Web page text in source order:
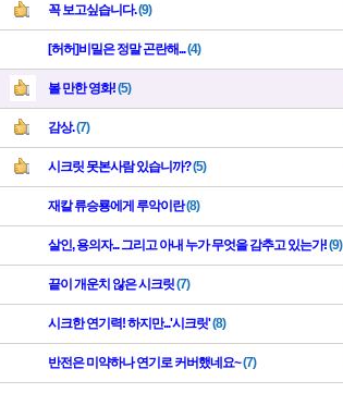
꼭 보고싶습니다.(9)
[허허]비밀은 정말 곤란해...(4)
볼 만한 영화!(5)
감상.(7)
시크릿 못본사람 있습니까?(5)
재칼 류승룡에게 루악이란(8)
살인, 용의자... 그리고 아내 누가 무엇을 감추고 있는가!(9)
끝이 개운치 않은 시크릿(7)
시크한 연기력! 하지만...'시크릿'(8)
반전은 미약하나 연기로 커버했네요~(7)